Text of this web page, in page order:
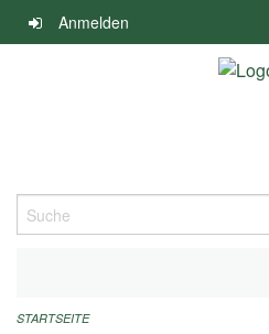
Navigation
überspringen
Anmelden
Suche
ALLGEMEINE INFORMATIONEN
STARTSEITE